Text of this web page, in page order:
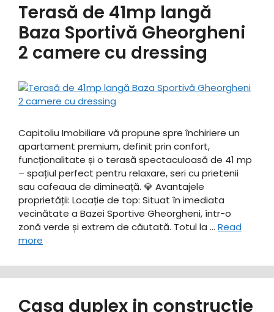
Terasă de 41mp langă
Baza Sportivă Gheorgheni
2 camere cu dressing
Capitoliu Imobiliare vă propune spre închiriere un
apartament premium, definit prin confort,
funcționalitate și o terasă spectaculoasă de 41 mp
– spațiul perfect pentru relaxare, seri cu prietenii
sau cafeaua de dimineață. ​💎 Avantajele
proprietății: ​Locație de top: Situat în imediata
vecinătate a Bazei Sportive Gheorgheni, într-o
zonă verde și extrem de căutată. ​Totul la … Read
more
Casa duplex in constructie